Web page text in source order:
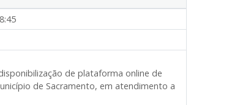
de plataforma online de
de Sacramento, em atendimento a